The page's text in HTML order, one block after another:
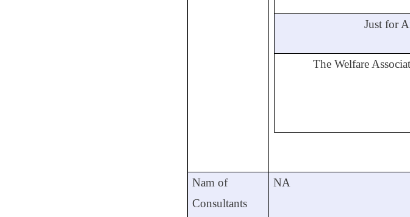
Just for
The Welfare
NA
Nam of
Consultants